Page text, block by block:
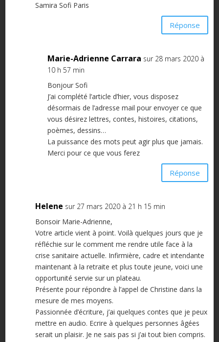
Samira Sofi Paris
Réponse
Marie-Adrienne Carrara sur 28 mars 2020 à
10 h 57 min
Bonjour Sofi
J’ai complété l’article d’hier, vous disposez
désormais de l’adresse mail pour envoyer ce que
vous désirez lettres, contes, histoires, citations,
poèmes, dessins…
La puissance des mots peut agir plus que jamais.
Merci pour ce que vous ferez
Réponse
Helene sur 27 mars 2020 à 21 h 15 min
Bonsoir Marie-Adrienne,
Votre article vient à point. Voilà quelques jours que je
réfléchie sur le comment me rendre utile face à la
crise sanitaire actuelle. Infirmière, cadre et intendante
maintenant à la retraite et plus toute jeune, voici une
opportunité servie sur un plateau.
Présente pour répondre à l’appel de Christine dans la
mesure de mes moyens.
Passionnée d’écriture, j’ai quelques contes que je peux
mettre en audio. Ecrire à quelques personnes âgées
serait un plaisir. Je ne sais pas si j’ai tout bien compris.